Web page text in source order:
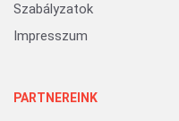
Szabályzatok
Impresszum
PARTNEREINK